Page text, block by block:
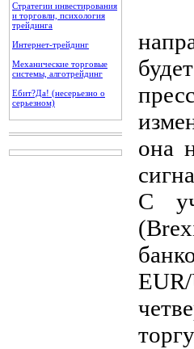
Стратегии инвестирования
и торговли, психология
трейдинга
Интернет-трейдинг
Механические торговые
системы, алготрейдинг
Ебит?Да! (несерьезно о
серьезном)
она
С